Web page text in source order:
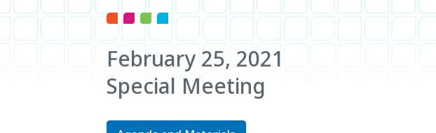
February 25, 2021
Special Meeting